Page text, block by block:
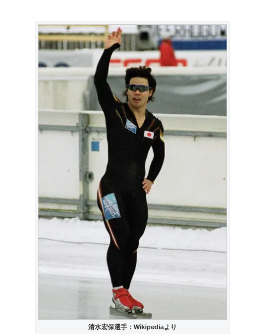
清水宏保選手：Wikipediaより